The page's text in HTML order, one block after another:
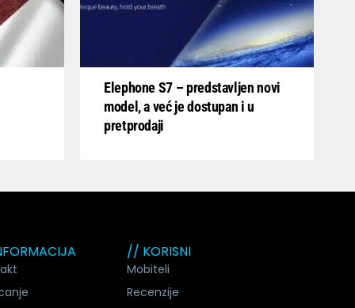
Elephone S7 – predstavljen novi
model, a već je dostupan i u
pretprodaji
// KORISNI
Mobiteli
Recenzije